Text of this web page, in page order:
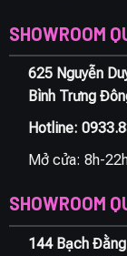
SHOWROOM
625 Nguyễn
Bình Trưng
Hotline:
Mở cửa: 8h-
SHOWROOM
144 Bạch